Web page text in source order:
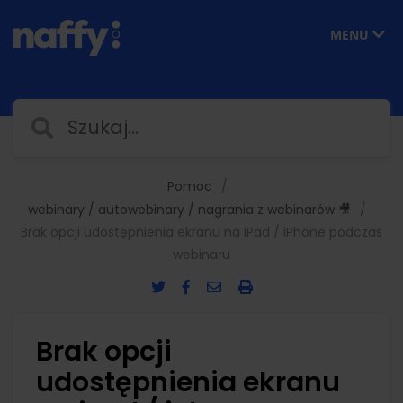
MENU
Pomoc
webinary / autowebinary / nagrania z webinarów 🎥
Brak opcji udostępnienia ekranu na iPad / iPhone podczas
webinaru
Brak opcji
udostępnienia ekranu